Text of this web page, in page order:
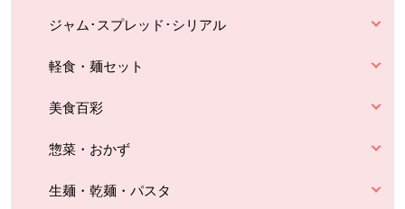
ジャム･スプレッド･シリアル
軽食・麺セット
美食百彩
惣菜・おかず
生麺・乾麺・パスタ